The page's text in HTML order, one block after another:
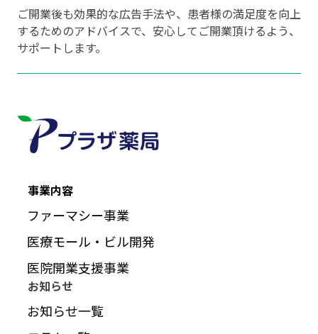
ご開業後も効果的な広告手法や、患者様の満足度を向上
するためのアドバイスで、安心してご開業頂けるよう、
サポートします。
事業内容
ファーマシー事業
医療モール・ビル開発
医院開業支援事業
お知らせ
お知らせ一覧